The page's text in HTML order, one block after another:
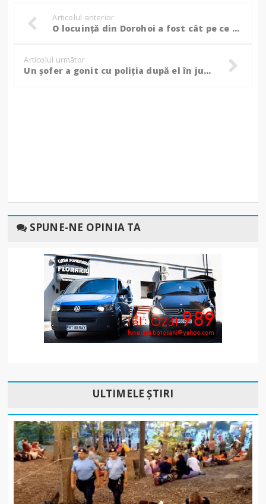
Articolul anterior
O locuință din Dorohoi a fost cât pe ce să se facă scrum, vecinii au chemat pompierii! (foto)
Articolul următor
Un șofer a gonit cu poliția după el în jur de 50 de km și a sperat că și-a pierdut urma la Dersca!
SPUNE-NE OPINIA TA
ULTIMELE ȘTIRI